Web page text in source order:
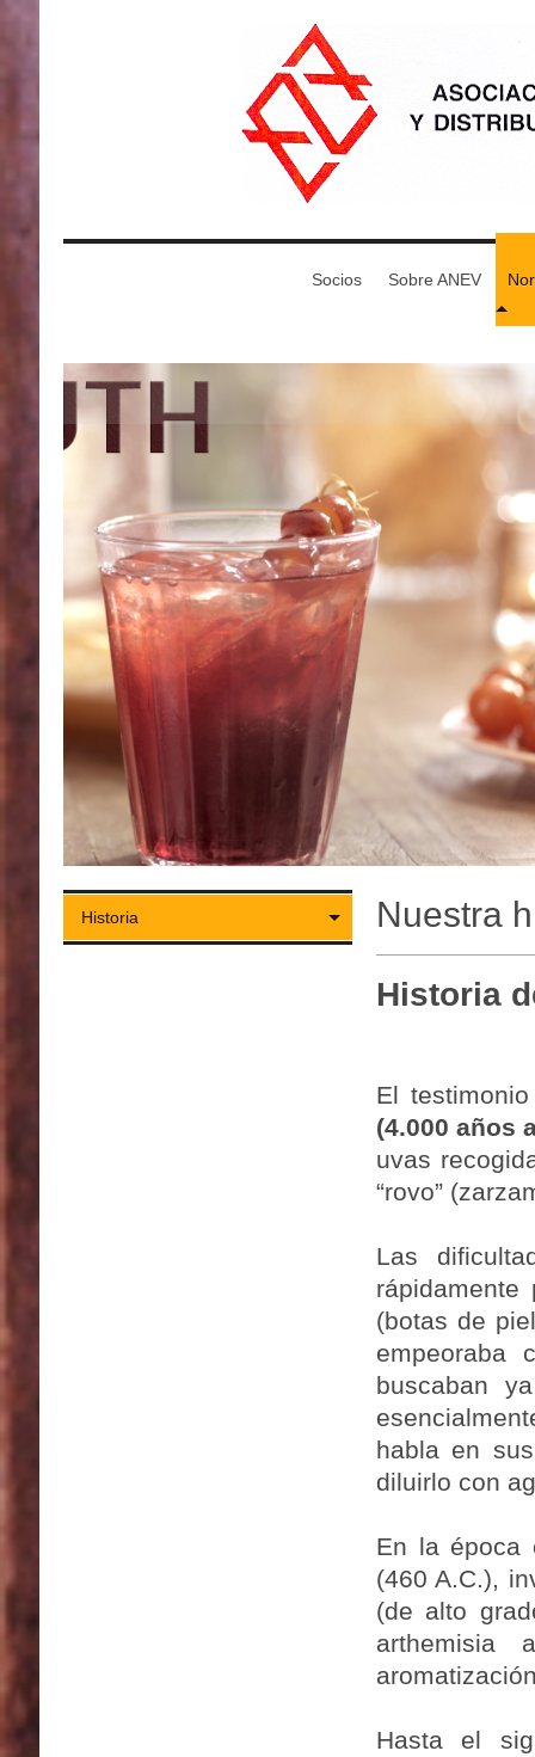
Socios Sobre ANEV
Nuestra
Historia
El
(4.000 años
uvas
“rovo”
Las
(botas de
empeoraba
buscaban
habla en
diluirlo con
En la época
(460 A.C.),
(de alto
arthemisia
Hasta el
Historia